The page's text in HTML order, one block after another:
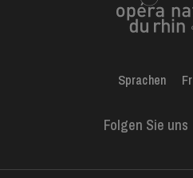
Sprachen Fr
Folgen Sie uns